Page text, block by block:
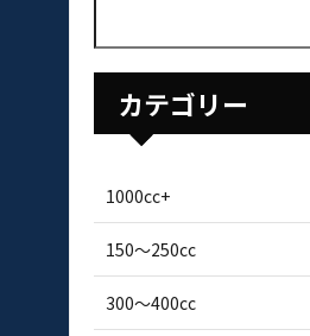
カテゴリー
1000cc+
150〜250cc
300〜400cc